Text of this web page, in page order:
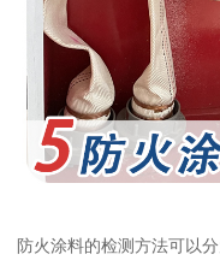
防火涂料的检测方法可以分